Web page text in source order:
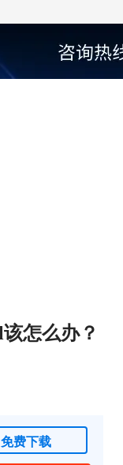
怎么办？
免费下载